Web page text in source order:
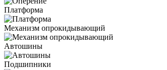
Платформа
Механизм опрокидывающий
Автошины
Подшипники